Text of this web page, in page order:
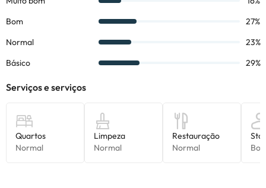
verificar suas taxas diretamente no estabelecimento
informação está sujeita a alterações pelo alojamento.
Alguns dos serviços indicados podem ter custos adicionais. Pode
consultar os respetivos preços diretamente junto do alojamento.
por parte do alojamento. Se tiver alguma dúvida, contacte-nos.